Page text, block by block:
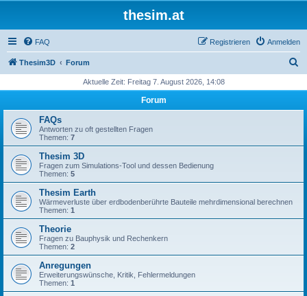
thesim.at
FAQ Anmelden
Registrieren
Thesim3D Forum
h
Aktuelle Zeit: Freitag 7. August 2026, 14:08
Forum
FAQs
Antworten zu oft gestellten Fragen
Themen: 7
Thesim 3D
Fragen zum Simulations-Tool und dessen Bedienung
Themen: 5
Thesim Earth
Wärmeverluste über erdbodenberührte Bauteile mehrdimensional berechnen
Themen: 1
Theorie
Fragen zu Bauphysik und Rechenkern
Themen: 2
Anregungen
Erweiterungswünsche, Kritik, Fehlermeldungen
Themen: 1